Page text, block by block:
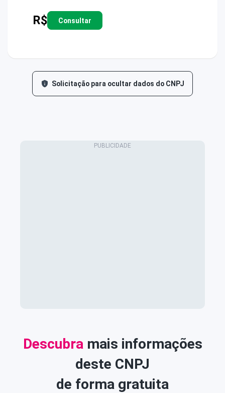
R$ Consultar
Solicitação para ocultar dados do CNPJ
Descubra mais informações
deste CNPJ
de forma gratuita